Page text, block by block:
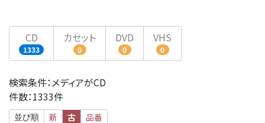
CD
1333
カセット
0
DVD
0
VHS
0
検索条件：メディアがCD
件数：1333件
並び順 新 古 品番